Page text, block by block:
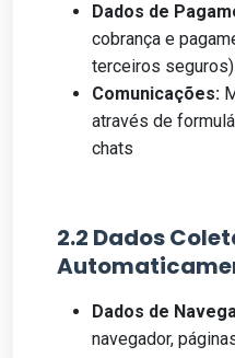
Dados de
cobrança e
terceiros seguros)
Comunicações:
através de
chats
2.2 Dados
Dados de
navegador,